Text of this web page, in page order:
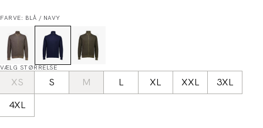
FARVE: BLÅ / NAVY
VÆLG STØRRELSE
XS S M L XL XXL
3XL
4XL